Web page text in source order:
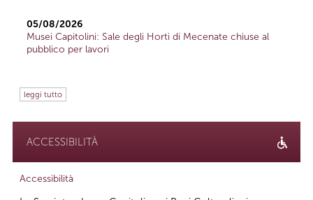
05/08/2026
Musei Capitolini: Sale degli Horti di Mecenate chiuse al
pubblico per lavori
leggi tutto
ACCESSIBILITÀ
Accessibilità